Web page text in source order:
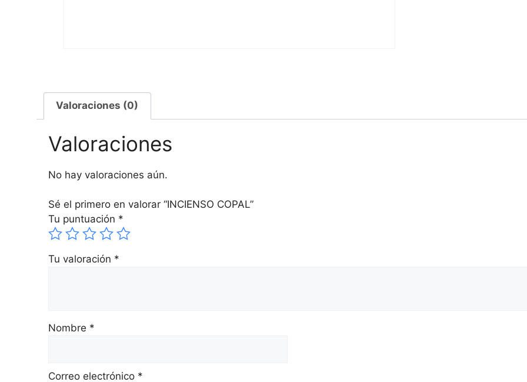
Valoraciones (0)
Valoraciones
No hay valoraciones aún.
Sé el primero en valorar “INCIENSO COPAL”
Tu puntuación *
Tu valoración *
Nombre *
Correo electrónico *